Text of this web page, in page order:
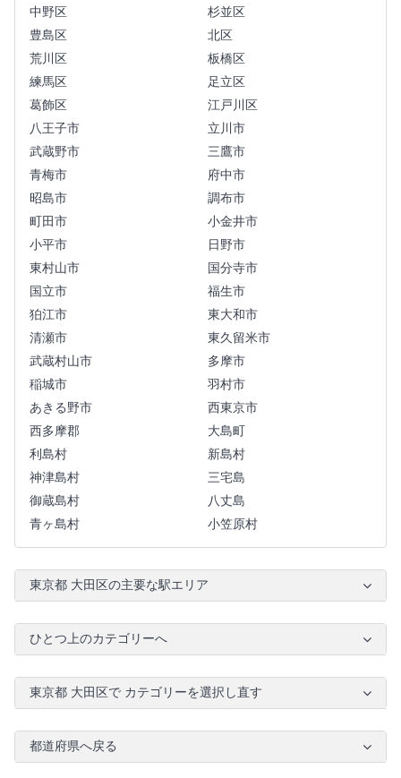
中野区
杉並区
豊島区
北区
荒川区
板橋区
練馬区
足立区
葛飾区
江戸川区
八王子市
立川市
武蔵野市
三鷹市
青梅市
府中市
昭島市
調布市
町田市
小金井市
小平市
日野市
東村山市
国分寺市
国立市
福生市
狛江市
東大和市
清瀬市
東久留米市
武蔵村山市
多摩市
稲城市
羽村市
あきる野市
西東京市
西多摩郡
大島町
利島村
新島村
神津島村
三宅島
御蔵島村
八丈島
青ヶ島村
小笠原村
東京都 大田区の主要な駅エリア
ひとつ上のカテゴリーへ
東京都 大田区で カテゴリーを選択し直す
都道府県へ戻る